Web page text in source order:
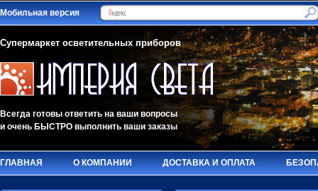
Мобильная версия
Супермаркет осветительных приборов
Всегда готовы ответить на ваши вопросы
и очень БЫСТРО выполнить ваши заказы
ГЛАВНАЯ О КОМПАНИИ ДОСТАВКА И ОПЛАТА